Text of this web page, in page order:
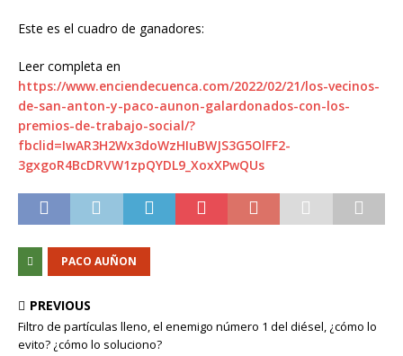
Este es el cuadro de ganadores:
Leer completa en
https://www.enciendecuenca.com/2022/02/21/los-vecinos-
de-san-anton-y-paco-aunon-galardonados-con-los-
premios-de-trabajo-social/?
fbclid=IwAR3H2Wx3doWzHIuBWJS3G5OlFF2-
3gxgoR4BcDRVW1zpQYDL9_XoxXPwQUs
PACO AUÑON
PREVIOUS
Filtro de partículas lleno, el enemigo número 1 del diésel, ¿cómo lo
evito? ¿cómo lo soluciono?